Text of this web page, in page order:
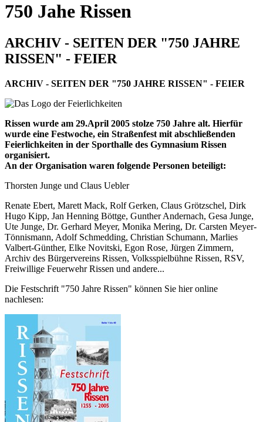
750 Jahe Rissen
ARCHIV - SEITEN DER "750 JAHRE
RISSEN" - FEIER
ARCHIV - SEITEN DER "750 JAHRE RISSEN" - FEIER
Rissen wurde am 29.April 2005 stolze 750 Jahre alt. Hierfür
wurde eine Festwoche, ein Straßenfest mit abschließenden
Feierlichkeiten in der Sporthalle des Gymnasium Rissen
organisiert.
An der Organisation waren folgende Personen beteiligt:
Thorsten Junge und Claus Uebler
Renate Ebert, Marett Mack, Rolf Gerken, Claus Grötzschel, Dirk
Hugo Kipp, Jan Henning Böttge, Gunther Andernach, Gesa Junge,
Ute Junge, Dr. Gerhard Meyer, Monika Mering, Dr. Carsten Meyer-
Tönnismann, Adolf Schmedding, Christian Schumann, Marlies
Valbert-Günther, Elke Novitski, Egon Rose, Jürgen Zimmern,
Archiv des Bürgervereins Rissen, Volksspielbühne Rissen, RSV,
Freiwillige Feuerwehr Rissen und andere...
Die Festschrift "750 Jahre Rissen" können Sie hier online
nachlesen: